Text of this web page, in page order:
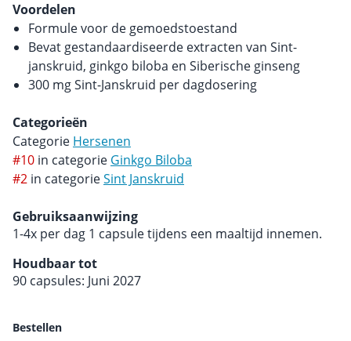
Voordelen
Formule voor de gemoedstoestand
Bevat gestandaardiseerde extracten van Sint-
janskruid, ginkgo biloba en Siberische ginseng
300 mg Sint-Janskruid per dagdosering
Categorieën
Categorie Hersenen
#10 in categorie Ginkgo Biloba
#2 in categorieSint Janskruid
Gebruiksaanwijzing
1-4x per dag 1 capsule tijdens een maaltijd innemen.
Houdbaar tot
90 capsules: Juni 2027
Bestellen